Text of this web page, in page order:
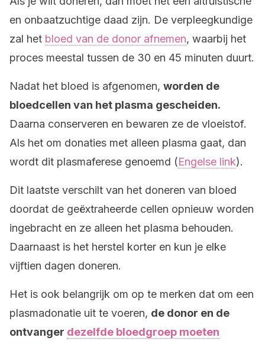
en onbaatzuchtige daad zijn. De verpleegkundige
zal het bloed van de donor afnemen, waarbij het
proces meestal tussen de 30 en 45 minuten duurt.
Nadat het bloed is afgenomen, worden de
bloedcellen van het plasma gescheiden.
Daarna conserveren en bewaren ze de vloeistof.
Als het om donaties met alleen plasma gaat, dan
wordt dit plasmaferese genoemd (Engelse link).
Dit laatste verschilt van het doneren van bloed
doordat de geëxtraheerde cellen opnieuw worden
ingebracht en ze alleen het plasma behouden.
Daarnaast is het herstel korter en kun je elke
vijftien dagen doneren.
Het is ook belangrijk om op te merken dat om een
plasmadonatie uit te voeren, de donor en de
ontvanger dezelfde bloedgroep moeten